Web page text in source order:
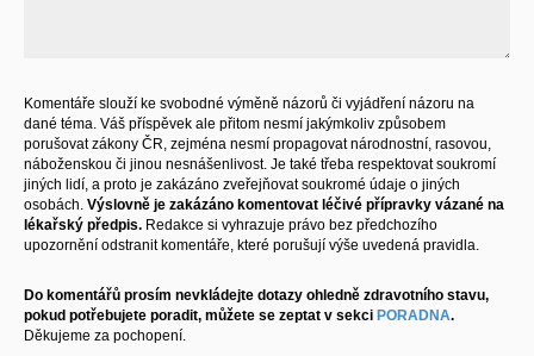
Komentáře slouží ke svobodné výměně názorů či vyjádření názoru na
dané téma. Váš příspěvek ale přitom nesmí jakýmkoliv způsobem
porušovat zákony ČR, zejména nesmí propagovat národnostní, rasovou,
náboženskou či jinou nesnášenlivost. Je také třeba respektovat soukromí
jiných lidí, a proto je zakázáno zveřejňovat soukromé údaje o jiných
osobách. Výslovně je zakázáno komentovat léčivé přípravky vázané na
lékařský předpis. Redakce si vyhrazuje právo bez předchozího
upozornění odstranit komentáře, které porušují výše uvedená pravidla.
Do komentářů prosím nevkládejte dotazy ohledně zdravotního stavu,
pokud potřebujete poradit, můžete se zeptat v sekci PORADNA.
Děkujeme za pochopení.